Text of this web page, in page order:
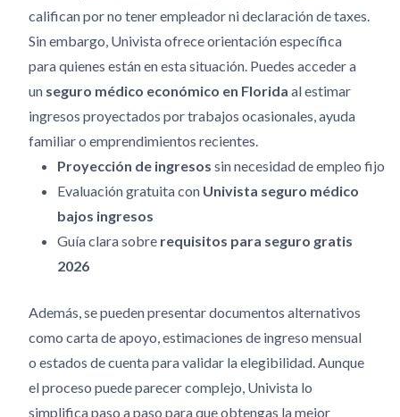
califican por no tener empleador ni declaración de taxes.
Sin embargo, Univista ofrece orientación específica
para quienes están en esta situación. Puedes acceder a
un seguro médico económico en Florida al estimar
ingresos proyectados por trabajos ocasionales, ayuda
familiar o emprendimientos recientes.
Proyección de ingresos sin necesidad de empleo fijo
Evaluación gratuita con Univista seguro médico
bajos ingresos
Guía clara sobre requisitos para seguro gratis
2026
Además, se pueden presentar documentos alternativos
como carta de apoyo, estimaciones de ingreso mensual
o estados de cuenta para validar la elegibilidad. Aunque
el proceso puede parecer complejo, Univista lo
simplifica paso a paso para que obtengas la mejor